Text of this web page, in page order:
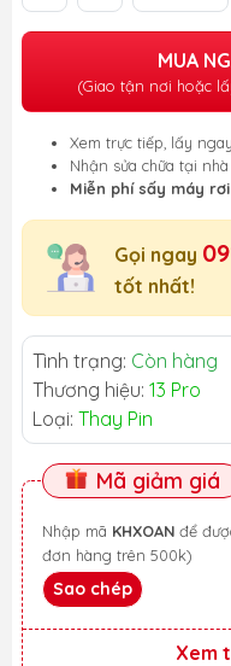
MUA
(Giao tận nơi hoặc
Xem trực tiếp, lấy ngay
Nhận sửa chữa tại nhà
Miễn phí sấy máy
Gọi ngay
tốt nhất!
Tình trạng: Còn hàng
Thương hiệu: 13 Pro
Loại: Thay Pin
Mã giảm giá
Nhập mã KHXOAN
đơn hàng trên 500k)
Sao chép
Xem